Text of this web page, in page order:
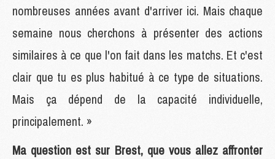
nombreuses années avant d'arriver ici. Mais chaque
semaine nous cherchons à présenter des actions
similaires à ce que l'on fait dans les matchs. Et c'est
clair que tu es plus habitué à ce type de situations.
Mais ça dépend de la capacité individuelle,
principalement. »
Ma question est sur Brest, que vous allez affronter